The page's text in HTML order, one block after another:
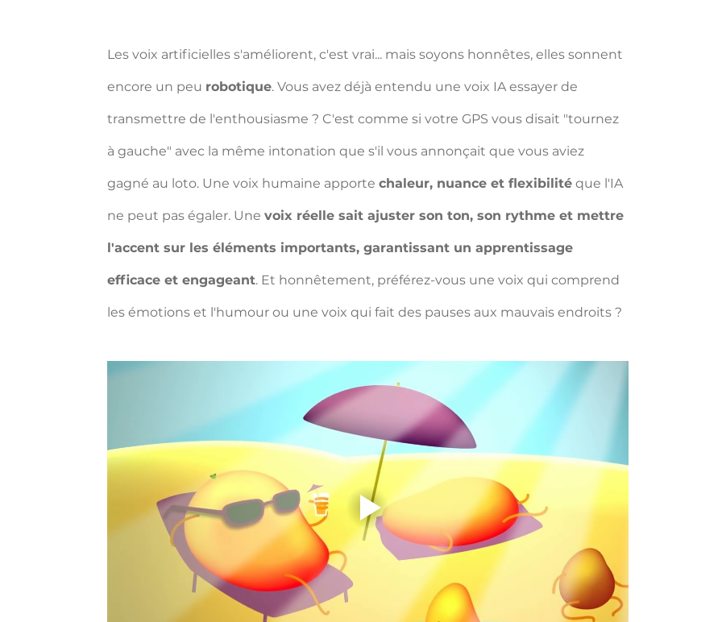
Les voix artificielles s'améliorent, c'est vrai... mais soyons honnêtes, elles sonnent
encore un peu robotique. Vous avez déjà entendu une voix IA essayer de
transmettre de l'enthousiasme ? C'est comme si votre GPS vous disait "tournez
à gauche" avec la même intonation que s'il vous annonçait que vous aviez
gagné au loto. Une voix humaine apporte chaleur, nuance et flexibilité que l'IA
ne peut pas égaler. Une voix réelle sait ajuster son ton, son rythme et mettre
l'accent sur les éléments importants, garantissant un apprentissage
efficace et engageant. Et honnêtement, préférez-vous une voix qui comprend
les émotions et l'humour ou une voix qui fait des pauses aux mauvais endroits ?